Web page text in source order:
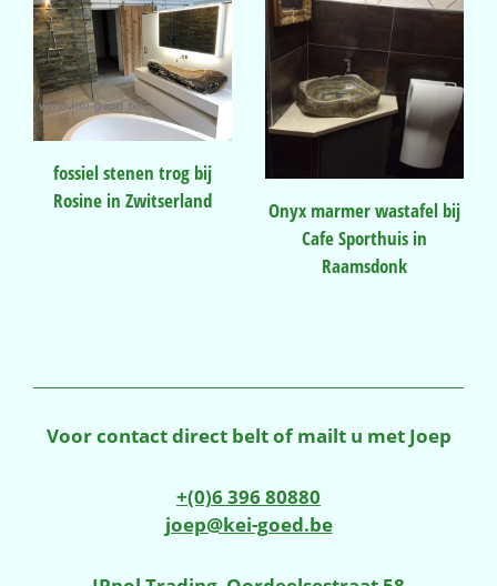
fossiel stenen trog bij
Rosine in Zwitserland
Onyx marmer wastafel bij
Cafe Sporthuis in
Raamsdonk
Voor contact direct belt of mailt u met Joep
+(0)6 396 80880
joep@kei-goed.be